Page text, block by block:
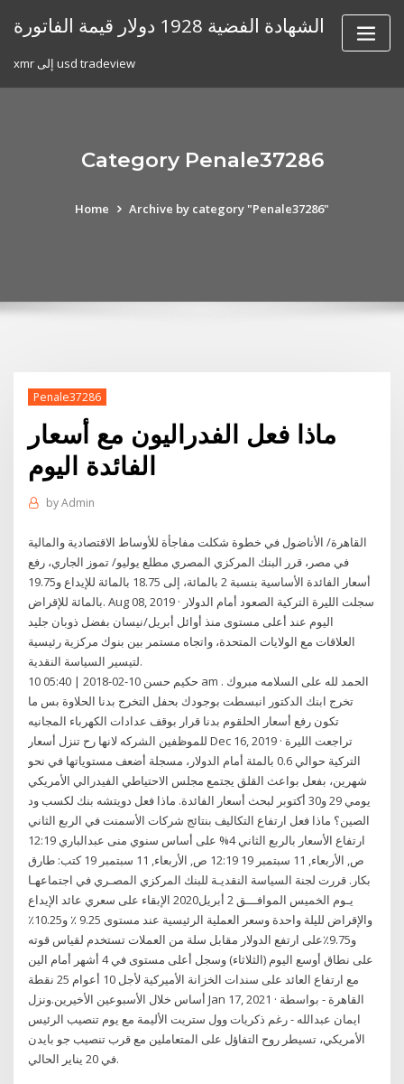
الشهادة الفضية 1928 دولار قيمة الفاتورة
xmr إلى usd tradeview
Category Penale37286
Home Archive by category "Penale37286"
Penale37286
ماذا فعل الفدراليون مع أسعار
الفائدة اليوم
byAdmin
القاهرة/ الأناضول في خطوة شكلت مفاجأة للأوساط الاقتصادية والمالية
في مصر، قرر البنك المركزي المصري مطلع يوليو/ تموز الجاري، رفع
أسعار الفائدة الأساسية بنسبة 2 بالمائة، إلى 18.75 بالمائة للإيداع و19.75
بالمائة للإقراض. Aug 08, 2019 · سجلت الليرة التركية الصعود أمام الدولار
اليوم عند أعلى مستوى منذ أوائل أبريل/نيسان بفضل ذوبان جليد
العلاقات مع الولايات المتحدة، واتجاه مستمر بين بنوك مركزية رئيسية
لتيسير السياسة النقدية.
10 حكيم حسن 10-02-2018 | 05:40 am . الحمد لله على السلامه مبروك
تخرج ابنك الدكتور انبسطت بوجودك بحفل التخرج بدنا الحلاوة بس ما
تكون رفع أسعار الحلقوم بدنا قرار بوقف عدادات الكهرباء المجانيه
للموظفين الشركه لانها رح تنزل أسعار Dec 16, 2019 · تراجعت الليرة
التركية حوالي 0.6 بالمئة أمام الدولار، مسجلة أضعف مستوياتها في نحو
شهرين، بفعل بواعث القلق يجتمع مجلس الاحتياطي الفيدرالي الأمريكي
يومي 29 و30 أكتوبر لبحث أسعار الفائدة. ماذا فعل دويتشه بنك لكسب ود
الصين؟ ماذا فعل ارتفاع التكاليف بنتائج شركات الأسمنت في الربع الثاني
ارتفاع الأسعار بالربع الثاني 4% على أساس سنوي منى عبدالباري 12:19
ص, الأربعاء, 11 سبتمبر 19 12:19 ص, الأربعاء, 11 سبتمبر 19 كتب: طارق
بكار. قررت لجنة السياسة النقديـة للبنك المركزي المصـري في اجتماعهـا
يـوم الخميس الموافـــق 2 أبريل2020 الإبقاء على سعري عائد الإيداع
والإقراض لليلة واحدة وسعر العملية الرئيسية عند مستوى 9.25 ٪ و10.25٪
و9.75٪على ارتفع الدولار مقابل سلة من العملات تستخدم لقياس قوته
على نطاق أوسع اليوم (الثلاثاء) وسجل أعلى مستوى في 4 أشهر أمام الين
مع ارتفاع العائد على سندات الخزانة الأميركية لأجل 10 أعوام 25 نقطة
أساس خلال الأسبوعين الأخيرين.ونزل Jan 17, 2021 · القاهرة - بواسطة
ايمان عبدالله - رغم ذكريات وول ستريت الأليمة مع يوم تنصيب الرئيس
الأمريكي، تسيطر روح التفاؤل على المتعاملين مع قرب تنصيب جو بايدن
في 20 يناير الحالي.